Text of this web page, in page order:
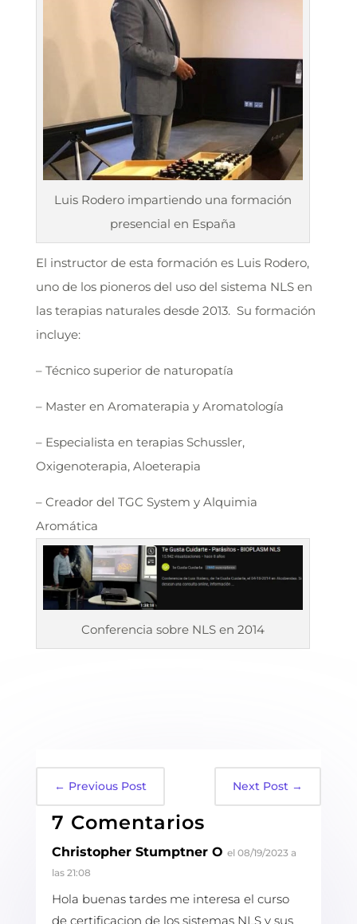
Luis Rodero impartiendo una formación
presencial en España
El instructor de esta formación es Luis Rodero,
uno de los pioneros del uso del sistema NLS en
las terapias naturales desde 2013. Su formación
incluye:
– Técnico superior de naturopatía
– Master en Aromaterapia y Aromatología
– Especialista en terapias Schussler,
Oxigenoterapia, Aloeterapia
– Creador del TGC System y Alquimia
Aromática
Conferencia sobre NLS en 2014
← Previous Post Next Post →
7 Comentarios
Christopher Stumptner O el 08/19/2023 a
las 21:08
Hola buenas tardes me interesa el curso
de certificacion de los sistemas NLS y sus